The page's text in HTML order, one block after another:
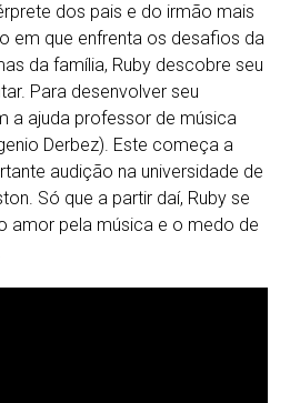
dos pais e do irmão mais
em que enfrenta os desafios da
da família, Ruby descobre seu
Para desenvolver seu
a ajuda professor de música
Derbez). Este começa a
audição na universidade de
Só que a partir daí, Ruby se
amor pela música e o medo de